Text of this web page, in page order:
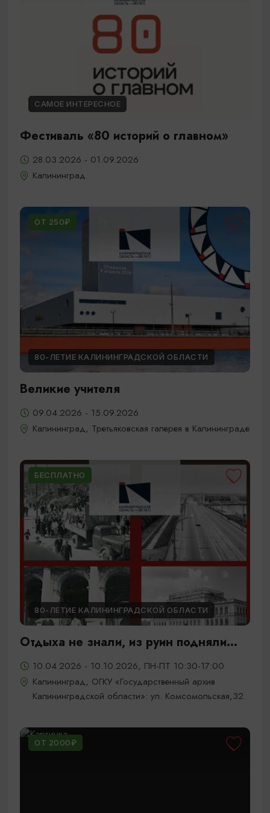
САМОЕ ИНТЕРЕСНОЕ
Фестиваль «80 историй о главном»
28.03.2026 - 01.09.2026
Калининград
ОТ 250₽
80-ЛЕТИЕ КАЛИНИНГРАДСКОЙ ОБЛАСТИ
Великие учителя
09.04.2026 - 15.09.2026
Калининград, Третьяковская галерея в Калининграде
БЕСПЛАТНО
80-ЛЕТИЕ КАЛИНИНГРАДСКОЙ ОБЛАСТИ
Отдыха не знали, из руин подняли...
10.04.2026 - 10.10.2026, ПН-ПТ 10:30-17:00
Калининград, ОГКУ «Государственный архив
Калининградской области»: ул. Комсомольская,32.
ОТ 2000₽